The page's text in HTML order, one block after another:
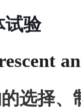
试验
选择、